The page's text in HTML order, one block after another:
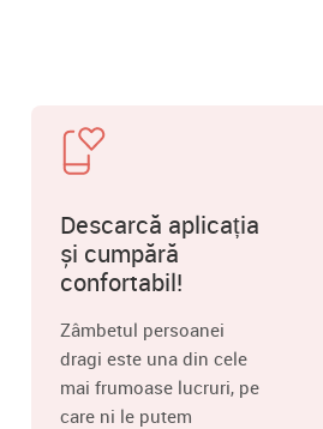
Descarcă aplicația
și cumpără
confortabil!
Zâmbetul persoanei
dragi este una din cele
mai frumoase lucruri, pe
care ni le putem